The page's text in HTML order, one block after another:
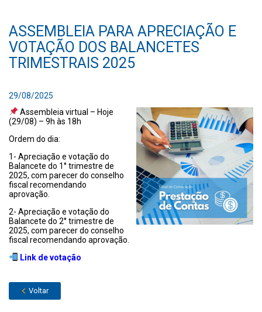
ASSEMBLEIA PARA APRECIAÇÃO E
VOTAÇÃO DOS BALANCETES
TRIMESTRAIS 2025
29/08/2025
Assembleia virtual – Hoje
(29/08) – 9h às 18h
Ordem do dia:
1- Apreciação e votação do
Balancete do 1° trimestre de
2025, com parecer do conselho
fiscal recomendando
aprovação.
2- Apreciação e votação do
Balancete do 2° trimestre de
2025, com parecer do conselho
fiscal recomendando aprovação.
Link de votação
Voltar